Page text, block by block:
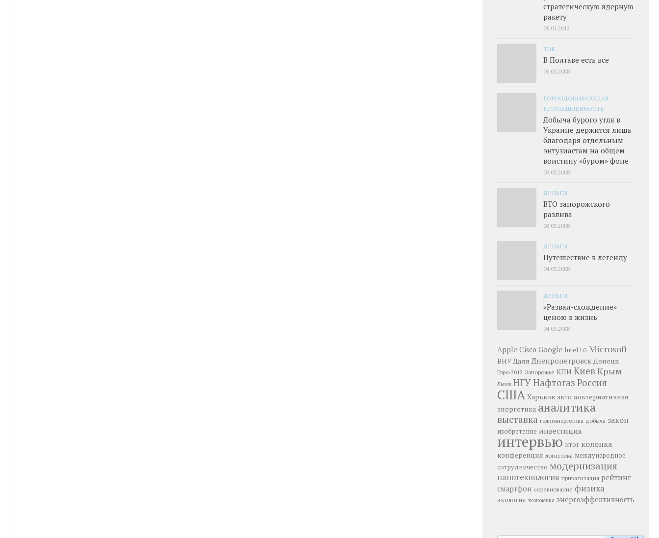
стратегическую ядерную
ракету
05.01.2012
ТЭК
В Полтаве есть все
03.03.2008
ГОРНОДОБЫВАЮЩАЯ
ПРОМЫШЛЕННОСТЬ
Добыча бурого угля в
Украине держится лишь
благодаря отдельным
энтузиастам на общем
воистину «буром» фоне
03.03.2008
ДЕНЬГИ
ВТО запорожского
разлива
03.03.2008
ДЕНЬГИ
Путешествие в легенду
04.03.2008
ДЕНЬГИ
«Развал-схождение»
ценою в жизнь
04.03.2008
Apple Cisco Google Intel LG Microsoft
ВНУ Даля Днепропетровск Донецк
Евро-2012 Запорожье КПИ Киев Крым
Львов НГУНафтогаз Россия
США Харьков авто альтернативная
энергетика аналитика
выставка гелиоэнергетика добыча закон
изобретение инвестиция
интервью итог колонка
конференция логистика международное
сотрудничество модернизация
нанотехнология приватизация рейтинг
смартфон соревнование физика
экология экономика энергоэффективность